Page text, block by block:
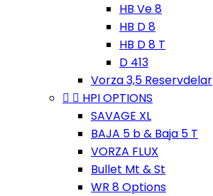
HB Ve 8
HB D 8
HB D 8 T
D 413
Vorza 3,5 Reservdelar
  HPI OPTIONS
SAVAGE XL
BAJA 5 b & Baja 5 T
VORZA FLUX
Bullet Mt & St
WR 8 Options